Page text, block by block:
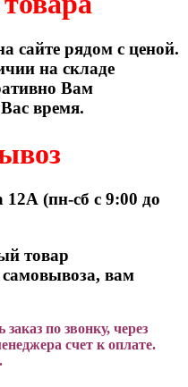
сайте рядом с ценой.
на складе
Вам
время.
(пн-сб с 9:00 до
товар
самовывоза, вам
по звонку, через
счет к оплате.